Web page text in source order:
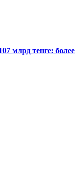
млрд тенге: более